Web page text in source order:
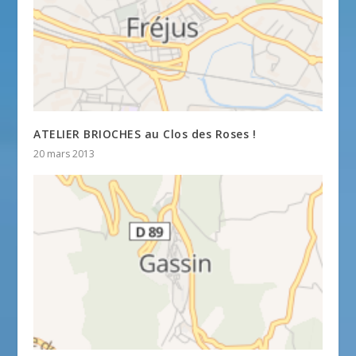
ATELIER BRIOCHES au Clos des Roses !
20 mars 2013